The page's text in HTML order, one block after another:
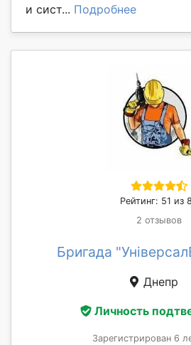
и сист... Подробнее
Рейтинг: 51 из
2 отзывов
Бригада
Днепр
Личность
Зарегистрирован 6